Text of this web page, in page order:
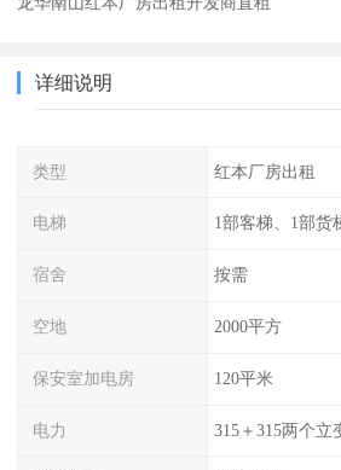
详细说明
类型 红本厂房出租
电梯 1部客梯、1部货
宿舍 按需
空地 2000平方
保安室加电房 120平米
电力 315＋315两个立